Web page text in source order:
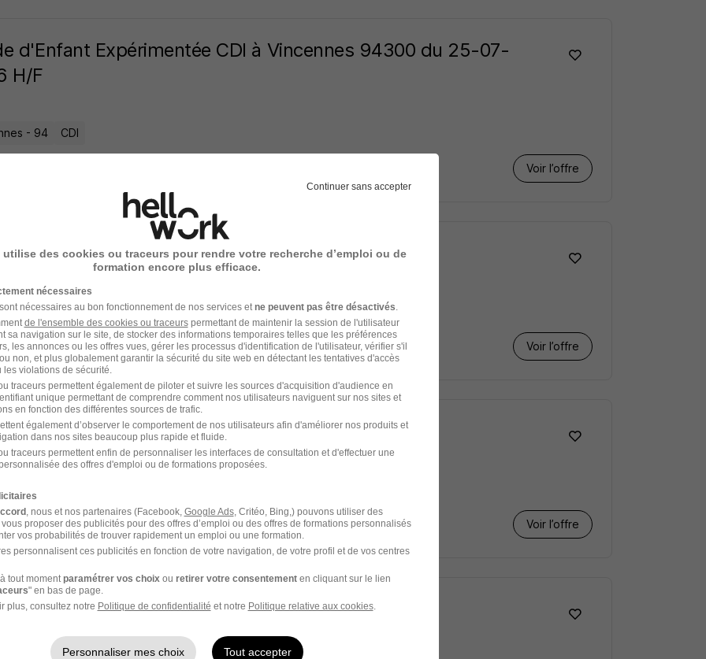
d'Enfant Expérimentée CDI à Vincennes 94300 du 25-07-
H/F
- 94 CDI
Voir l’offre
Sitter à Domicile H/F
- 94 CDI 12,31 € / heure
Voir l’offre
Sitter H/F
Voir l’offre
jours
d'Enfants H/F
Continuer sans accepter
utilise des cookies ou traceurs pour rendre votre recherche d’emploi ou de
formation encore plus efficace.
nécessaires
nécessaires au bon fonctionnement de nos services et ne peuvent pas être désactivés
de l'ensemble des cookies ou traceurspermettant de maintenir la session de l'utilisateur
sa navigation sur le site, de stocker des informations temporaires telles que les préférences
les annonces ou les offres vues, gérer les processus d'identification de l'utilisateur, vérifier s'il
non, et plus globalement garantir la sécurité du site web en détectant les tentatives d'accès
violations de sécurité.
traceurs permettent également de piloter et suivre les sources d'acquisition d'audience en
unique permettant de comprendre comment nos utilisateurs naviguent sur nos sites et
en fonction des différentes sources de trafic.
également d’observer le comportement de nos utilisateurs afin d'améliorer nos produits et
dans nos sites beaucoup plus rapide et fluide.
traceurs permettent enfin de personnaliser les interfaces de consultation et d'effectuer une
des offres d'emploi ou de formations proposées.
, nous et nos partenaires (Facebook, Google Ads, Critéo, Bing,) pouvons utiliser des
proposer des publicités pour des offres d’emploi ou des offres de formations personnalisés
vos probabilités de trouver rapidement un emploi ou une formation.
personnalisent ces publicités en fonction de votre navigation, de votre profil et de vos centres
tout moment paramétrer vos choix ou retirer votre consentementen cliquant sur le lien
" en bas de page.
plus, consultez notre Politique de confidentialité et notre Politique relative aux cookies.
Personnaliser mes choix Tout accepter